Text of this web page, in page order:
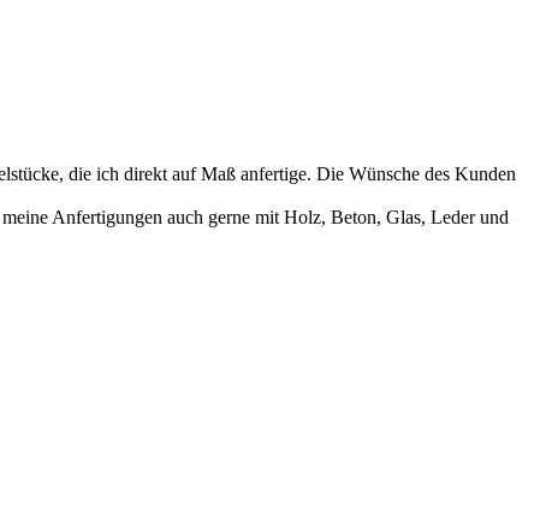
die ich direkt auf Maß anfertige. Die Wünsche des Kunden
Anfertigungen auch gerne mit Holz, Beton, Glas, Leder und